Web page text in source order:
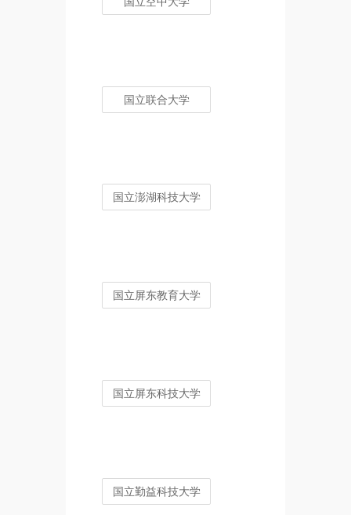
国立联合大学
国立澎湖科技大学
国立屏东教育大学
国立屏东科技大学
国立勤益科技大学